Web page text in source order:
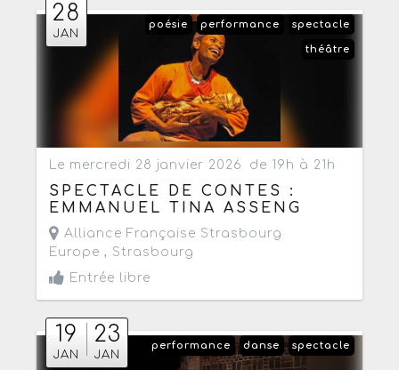
28
JAN
spectacle
performance
poésie
théâtre
Le mercredi 28 janvier 2026 de 19h à 21h
SPECTACLE DE CONTES :
EMMANUEL TINA ASSENG
Alliance Française Strasbourg
Europe , Strasbourg
Entrée libre
19
JAN
23
JAN
spectacle
danse
performance